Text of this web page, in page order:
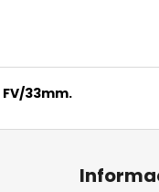
33mm.